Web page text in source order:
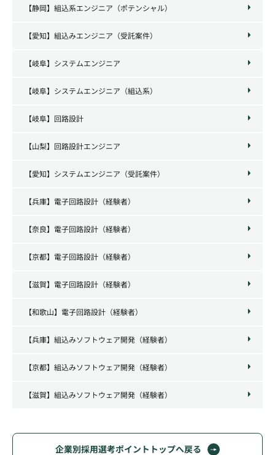
【静岡】組込系エンジニア（ポテンシャル）
【愛知】組込みエンジニア（受託案件）
【岐阜】システムエンジニア
【岐阜】システムエンジニア（組込系）
【岐阜】回路設計
【山梨】回路設計エンジニア
【愛知】システムエンジニア（受託案件）
【兵庫】電子回路設計（経験者）
【奈良】電子回路設計（経験者）
【京都】電子回路設計（経験者）
【滋賀】電子回路設計（経験者）
【和歌山】電子回路設計（経験者）
【兵庫】組込みソフトウェア開発（経験者）
【京都】組込みソフトウェア開発（経験者）
【滋賀】組込みソフトウェア開発（経験者）
企業別採用選考ポイントトップへ戻る